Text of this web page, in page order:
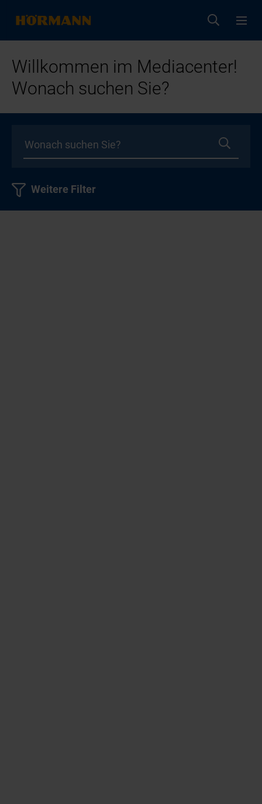
Willkommen im Mediacenter!
Wonach suchen Sie?
Weitere Filter